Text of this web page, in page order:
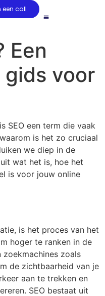
een call
Een
voor
SEO een term die vaak
is het zo cruciaal
we diep in de
wat het is, hoe het
is voor jouw online
is het proces van het
hoger te ranken in de
zoals
de zichtbaarheid van je
aan te trekken en
SEO bestaat uit